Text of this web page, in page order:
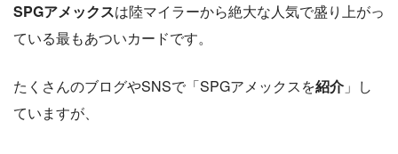
SPGアメックスは陸マイラーから絶大な人気で盛り上がっ
ている最もあついカードです。
たくさんのブログやSNSで「SPGアメックスを紹介」し
ていますが、